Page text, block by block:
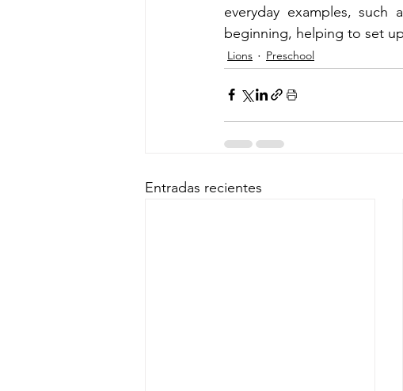
everyday examples,
beginning, helping to set
Lions Preschool
Entradas recientes